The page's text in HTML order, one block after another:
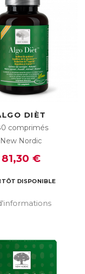
DIÈT
comprimés
New Nordic
81,30 €
DISPONIBLE